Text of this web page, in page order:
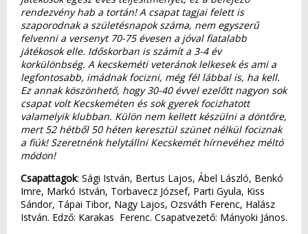
rendezvény hab a tortán! A csapat tagjai felett is
szaporodnak a születésnapok száma, nem egyszerű
felvenni a versenyt 70-75 évesen a jóval fiatalabb
játékosok elle. Időskorban is számít a 3-4 év
korkülönbség. A kecskeméti veteránok lelkesek és ami a
legfontosabb, imádnak focizni, még fél lábbal is, ha kell.
Ez annak köszönhető, hogy 30-40 évvel ezelőtt nagyon sok
csapat volt Kecskeméten és sok gyerek focizhatott
valamelyik klubban. Külön nem kellett készülni a döntőre,
mert 52 hétből 50 héten keresztül szünet nélkül fociznak
a fiúk! Szeretnénk helytállni Kecskemét hírnevéhez méltó
módon!
Csapattagok: Sági István, Bertus Lajos, Ábel László, Benkó
Imre, Markó István, Torbavecz József, Parti Gyula, Kiss
Sándor, Tápai Tibor, Nagy Lajos, Ozsváth Ferenc, Halász
István. Edző: Karakas Ferenc. Csapatvezető: Mányoki János.